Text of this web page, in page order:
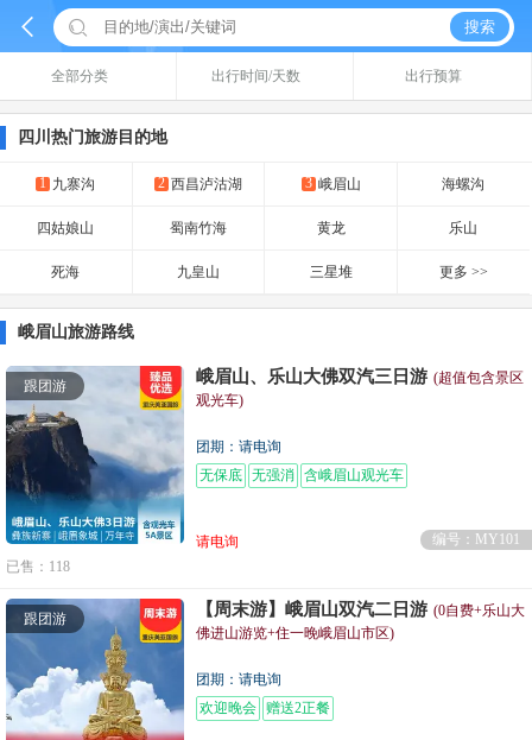
  搜索
全部分类 出行时间/天数 出行预算
四川热门旅游目的地
1 九寨沟 2 西昌泸沽湖 3 峨眉山 海螺沟
四姑娘山 蜀南竹海 黄龙 乐山
死海 九皇山 三星堆 更多 >>
峨眉山旅游路线
跟团游 峨眉山、乐山大佛双汽三日游 (超值包含景区
观光车)
团期：请电询
无保底 无强消 含峨眉山观光车
请电询
编号：MY101
已售：118
跟团游 【周末游】峨眉山双汽二日游 (0自费+乐山大
佛进山游览+住一晚峨眉山市区)
团期：请电询
欢迎晚会 赠送2正餐